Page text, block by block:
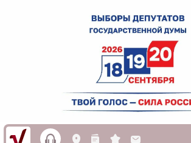
h L n s M